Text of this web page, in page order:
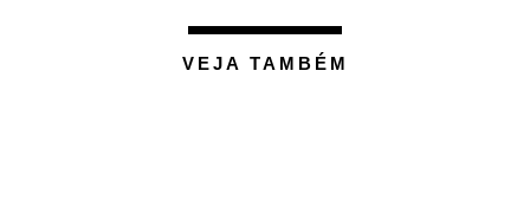
VEJA TAMBÉM